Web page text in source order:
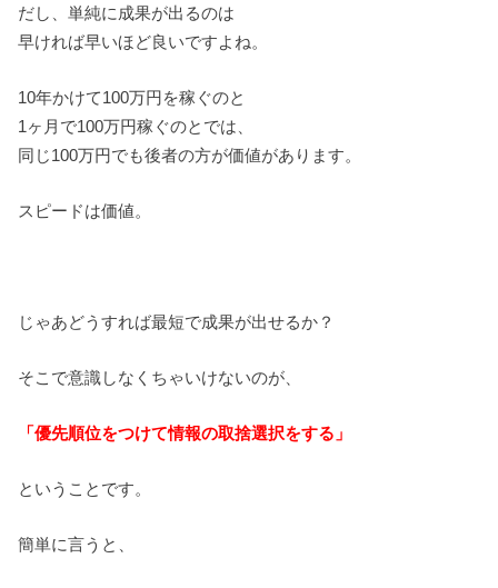
だし、単純に成果が出るのは
早ければ早いほど良いですよね。
10年かけて100万円を稼ぐのと
1ヶ月で100万円稼ぐのとでは、
同じ100万円でも後者の方が価値があります。
スピードは価値。
じゃあどうすれば最短で成果が出せるか？
そこで意識しなくちゃいけないのが、
「優先順位をつけて情報の取捨選択をする」
ということです。
簡単に言うと、